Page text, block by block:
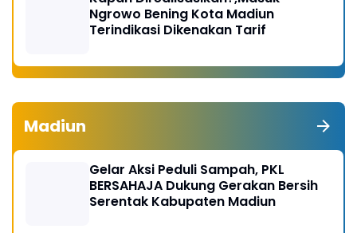
Ngrowo Bening Kota Madiun
Terindikasi Dikenakan Tarif
Madiun
Gelar Aksi Peduli Sampah, PKL
BERSAHAJA Dukung Gerakan Bersih
Serentak Kabupaten Madiun